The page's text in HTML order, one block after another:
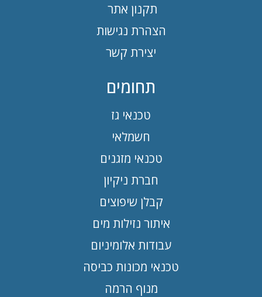
תקנון אתר
הצהרת נגישות
יצירת קשר
תחומים
טכנאי גז
חשמלאי
טכנאי מזגנים
חברת ניקיון
קבלן שיפוצים
איתור נזילות מים
עבודות אלומיניום
טכנאי מכונות כביסה
מנוף הרמה